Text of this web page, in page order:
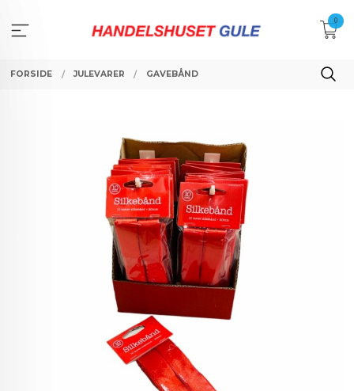
innholdet
0
FORSIDE JULEVARER GAVEBÅND